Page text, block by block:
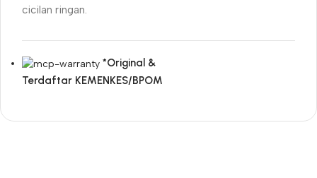
cicilan ringan.
*Original &
Terdaftar KEMENKES/BPOM